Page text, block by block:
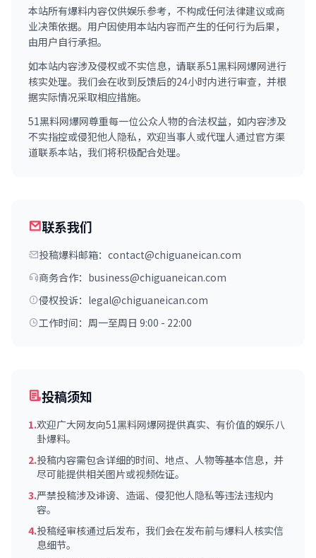
本站所有爆料内容仅供娱乐参考，不构成任何法律建议或商
业决策依据。用户因使用本站内容而产生的任何行为后果，
由用户自行承担。
如本站内容涉及侵权或不实信息，请联系51黑料网爆网进行
核实处理。我们会在收到反馈后的24小时内进行审查，并根
据实际情况采取相应措施。
51黑料网爆网尊重每一位公众人物的合法权益，如内容涉及
不实指控或侵犯他人隐私，欢迎当事人或代理人通过官方渠
道联系本站，我们将积极配合处理。
联系我们
投稿爆料邮箱：contact@chiguaneican.com
商务合作：business@chiguaneican.com
侵权投诉：legal@chiguaneican.com
工作时间：周一至周日 9:00 - 22:00
投稿须知
1.欢迎广大网友向51黑料网爆网提供真实、有价值的娱乐八
卦爆料。
2.投稿内容需包含详细的时间、地点、人物等基本信息，并
尽可能提供相关图片或视频佐证。
3.严禁投稿涉及诽谤、造谣、侵犯他人隐私等违法违规内
容。
4.投稿经审核通过后发布，我们会在发布前与爆料人核实信
息细节。